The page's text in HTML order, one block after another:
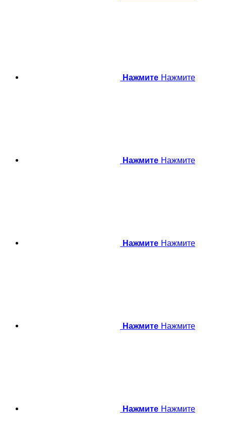
Нажмите Нажмите
Нажмите Нажмите
Нажмите Нажмите
Нажмите Нажмите
Нажмите Нажмите